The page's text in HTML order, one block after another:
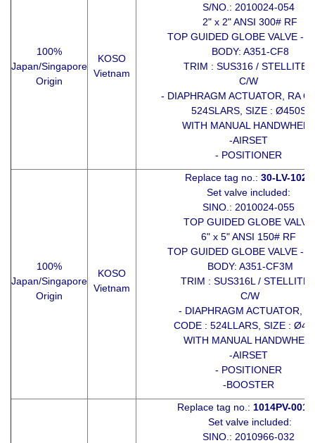
100%
Japan/Singapore
Origin
KOSO
Vietnam
S/NO.: 2010024-054
2" x 2" ANSI 300# RF
TOP GUIDED GLOBE VALVE -
BODY: A351-CF8
TRIM : SUS316 / STELLITED
C/W
- DIAPHRAGM ACTUATOR, RA
524SLARS, SIZE : Ø450S
WITH MANUAL HANDWHEEL
-AIRSET
- POSITIONER
100%
Japan/Singapore
Origin
KOSO
Vietnam
Replace tag no.: 30-LV-1022
Set valve included:
SINO.: 2010024-055
TOP GUIDED GLOBE VALVE
6" x 5" ANSI 150# RF
TOP GUIDED GLOBE VALVE -
BODY: A351-CF3M
TRIM : SUS316L /
C/W
- DIAPHRAGM ACTUATOR,
CODE : 524LLARS, SIZE :
WITH MANUAL
-AIRSET
- POSITIONER
-BOOSTER
Replace tag no.: 1014PV-
Set valve included:
SINO.: 2010966-032